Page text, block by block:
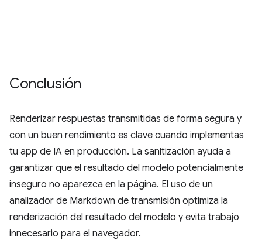
Conclusión
Renderizar respuestas transmitidas de forma segura y
con un buen rendimiento es clave cuando implementas
tu app de IA en producción. La sanitización ayuda a
garantizar que el resultado del modelo potencialmente
inseguro no aparezca en la página. El uso de un
analizador de Markdown de transmisión optimiza la
renderización del resultado del modelo y evita trabajo
innecesario para el navegador.